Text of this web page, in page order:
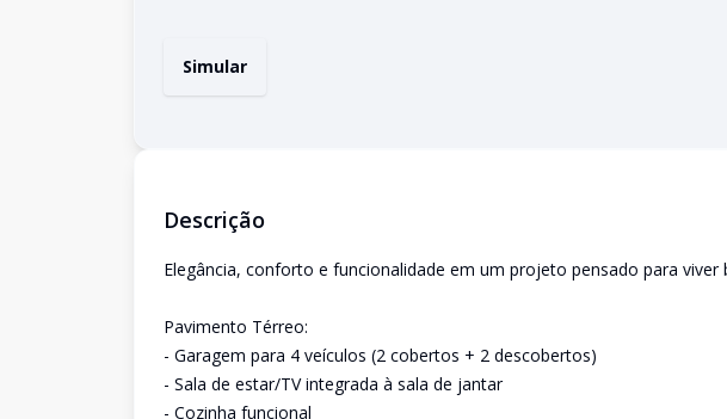
Simular
Descrição
Elegância, conforto e funcionalidade em um projeto pensado para viver
Pavimento Térreo:
- Garagem para 4 veículos (2 cobertos + 2 descobertos)
- Sala de estar/TV integrada à sala de jantar
- Cozinha funcional